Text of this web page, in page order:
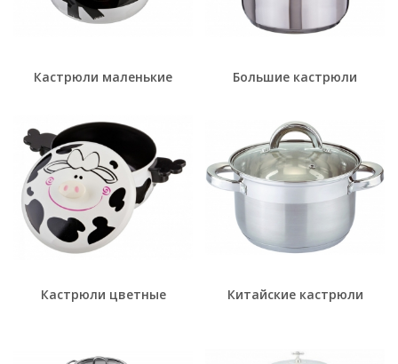
Кастрюли маленькие Большие кастрюли
Кастрюли цветные Китайские кастрюли